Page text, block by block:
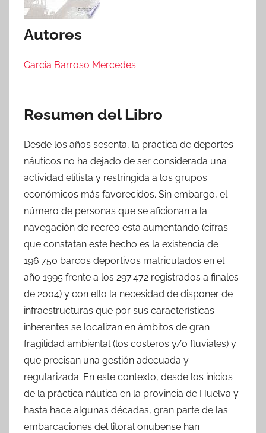
Autores
Garcia Barroso Mercedes
Resumen del Libro
Desde los años sesenta, la práctica de deportes
náuticos no ha dejado de ser considerada una
actividad elitista y restringida a los grupos
económicos más favorecidos. Sin embargo, el
número de personas que se aficionan a la
navegación de recreo está aumentando (cifras
que constatan este hecho es la existencia de
196.750 barcos deportivos matriculados en el
año 1995 frente a los 297.472 registrados a finales
de 2004) y con ello la necesidad de disponer de
infraestructuras que por sus características
inherentes se localizan en ámbitos de gran
fragilidad ambiental (los costeros y/o fluviales) y
que precisan una gestión adecuada y
regularizada. En este contexto, desde los inicios
de la práctica náutica en la provincia de Huelva y
hasta hace algunas décadas, gran parte de las
embarcaciones del litoral onubense han